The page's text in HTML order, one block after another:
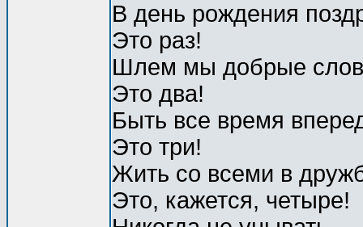
В день рождения
Это раз!
Шлем мы добрые
Это два!
Быть все время
Это три!
Жить со всеми в
Это, кажется, четыре!